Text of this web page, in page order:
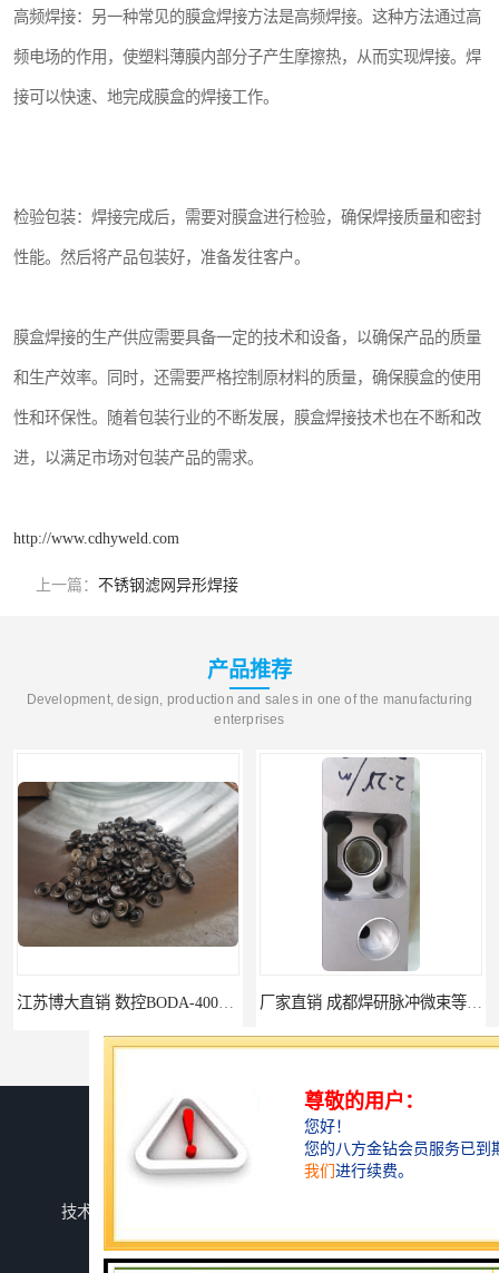
高频焊接：另一种常见的膜盒焊接方法是高频焊接。这种方法通过高
频电场的作用，使塑料薄膜内部分子产生摩擦热，从而实现焊接。焊
接可以快速、地完成膜盒的焊接工作。
检验包装：焊接完成后，需要对膜盒进行检验，确保焊接质量和密封
性能。然后将产品包装好，准备发往客户。
膜盒焊接的生产供应需要具备一定的技术和设备，以确保产品的质量
和生产效率。同时，还需要严格控制原材料的质量，确保膜盒的使用
性和环保性。随着包装行业的不断发展，膜盒焊接技术也在不断和改
进，以满足市场对包装产品的需求。
http://www.cdhyweld.com
上一篇： 不锈钢滤网异形焊接
产品推荐
Development, design, production and sales in one of the manufacturing
enterprises
您是第 位访客
版权所有 ©2026-08-07 蜀ICP备2025147937号-1
成都焊研威尔德科技有限公司 保留所有权利.
技术支持：